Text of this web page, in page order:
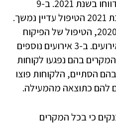
הסתיים ב-4 מהאירועים שדווחו בשנת 2021. ב-9
אירועים אחרים שדווחו בשנת 2021 הטיפול עדיין נמשך.
לגבי מקרים שדווחו בשנת 2020, הטיפול של הפיקוח
על הבנקים הסתיים ב-16 אירועים. ב-3 אירועים נוספים
בהם נפגעו לקוחות
הסתיים, הלקוחות פוצו
להם כתוצאה מהמעילה.
כי בכל המקרים